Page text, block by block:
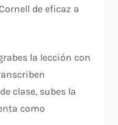
de eficaz a
la lección con
clase, subes la
como